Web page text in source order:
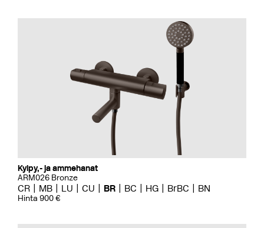
Kylpy,- ja ammehanat
ARM026 Bronze
CR MB LU CU BR BC HG BrBC BN
Hinta 900 €